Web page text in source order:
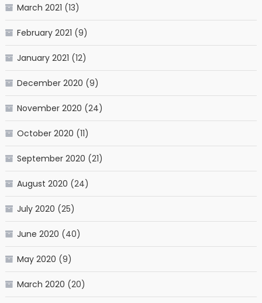
March 2021 (13)
February 2021 (9)
January 2021 (12)
December 2020 (9)
November 2020 (24)
October 2020 (11)
September 2020 (21)
August 2020 (24)
July 2020 (25)
June 2020 (40)
May 2020 (9)
March 2020 (20)